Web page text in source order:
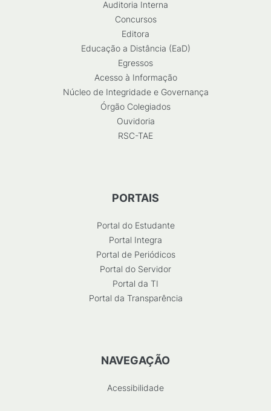
Auditoria Interna
Concursos
Editora
Educação a Distância (EaD)
Egressos
Acesso à Informação
Núcleo de Integridade e Governança
Órgão Colegiados
Ouvidoria
RSC-TAE
PORTAIS
Portal do Estudante
Portal Integra
Portal de Periódicos
Portal do Servidor
Portal da TI
Portal da Transparência
NAVEGAÇÃO
Acessibilidade